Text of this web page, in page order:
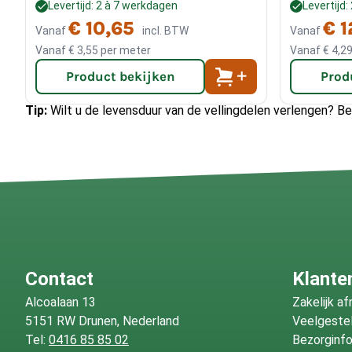
om op de planken
EPDMte bevestigen, dan adviseren wij u
gordingen of de balklaag te schroeven met
Turbofix 4.0x40
Douglas panlattenvoor ventilatie en daarna bevestigt u
het EPDM bevestigd. Voor 1m² kunt u 9,5 strekkende
Tip: Wilt u de levensduur van de vellingdelen verlengen?
Levertijd: 2 à 7 werkdagen
Vanaf€ 10,65
incl. BTW
Vanaf€ 3,55 per meter
Product bekijken
Levertijd:
Vanaf€
Vanaf€ 4,29
Contact
Alcoalaan 13
5151 RW Drunen, Nederland
Tel: 0416 85 85 02
Zakelijk
Bezorginfo